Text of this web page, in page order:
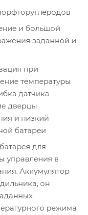
и большой
заданной и
при
температуры
датчика
дверцы
и низкий
батареи
для
управления в
Аккумулятор
он
режима